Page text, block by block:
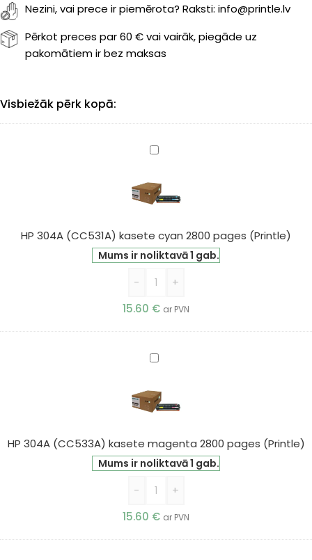
Nezini, vai prece ir piemērota? Raksti: info@printle.lv
Pērkot preces par 60 € vai vairāk, piegāde uz
pakomātiem ir bez maksas
Visbiežāk pērk kopā:
HP
(CC531A)
kasete
2800
pages
(Printle)
HP 304A (CC531A) kasete cyan 2800 pages (Printle)
Mums ir noliktavā 1 gab.
-
+
15.60 € ar PVN
HP
(CC533A)
kasete
2800
pages
(Printle)
HP 304A (CC533A) kasete magenta 2800 pages (Printle)
Mums ir noliktavā 1 gab.
-
+
15.60 € ar PVN